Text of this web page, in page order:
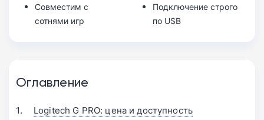
Совместим с
сотнями игр
Подключение строго
по USB
Оглавление
Logitech G PRO: цена и доступность